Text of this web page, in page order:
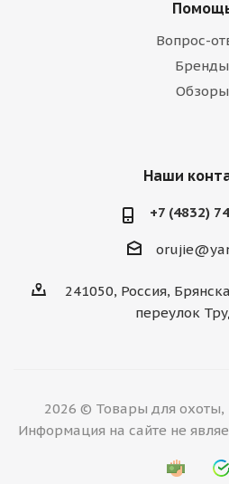
Вопрос-
Бренды
Обзоры
Наши
+7 (4832)
241050, Россия,
переулок
2026 © Товары для охоты,
Информация на сайте не